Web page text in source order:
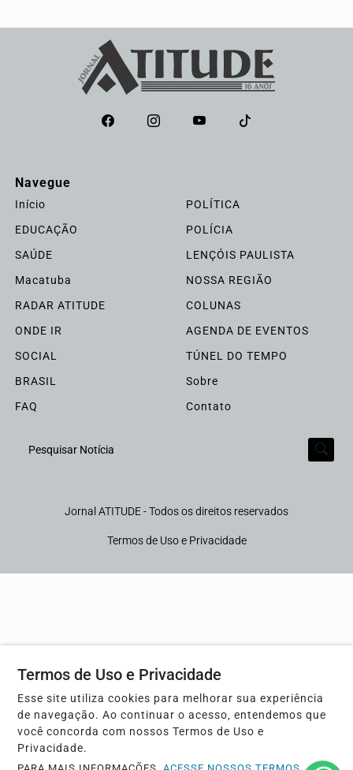
Navegue
Início
POLÍTICA
EDUCAÇÃO
POLÍCIA
SAÚDE
LENÇÓIS PAULISTA
Macatuba
NOSSA REGIÃO
RADAR ATITUDE
COLUNAS
ONDE IR
AGENDA DE EVENTOS
SOCIAL
TÚNEL DO TEMPO
BRASIL
Sobre
FAQ
Contato
Pesquisar Notícia
Jornal ATITUDE - Todos os direitos reservados
Termos de Uso e Privacidade
Termos de Uso e Privacidade
Esse site utiliza cookies para melhorar sua experiência
de navegação. Ao continuar o acesso, entendemos que
você concorda com nossos Termos de Uso e
Privacidade.